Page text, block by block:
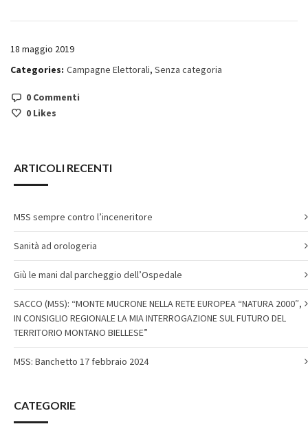
18 maggio 2019
Categories: Campagne Elettorali, Senza categoria
0 Commenti
0 Likes
ARTICOLI RECENTI
M5S sempre contro l’inceneritore
Sanità ad orologeria
Giù le mani dal parcheggio dell’Ospedale
SACCO (M5S): “MONTE MUCRONE NELLA RETE EUROPEA “NATURA 2000″,
IN CONSIGLIO REGIONALE LA MIA INTERROGAZIONE SUL FUTURO DEL
TERRITORIO MONTANO BIELLESE”
M5S: Banchetto 17 febbraio 2024
CATEGORIE